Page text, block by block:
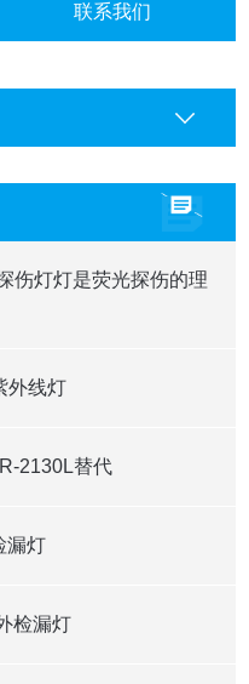
联系我们
伤灯灯是荧光探伤的理
外线灯
2130L替代
漏灯
检漏灯